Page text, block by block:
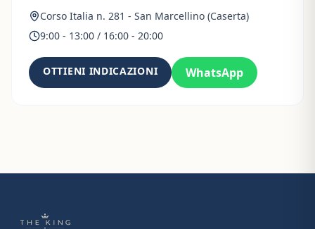
Corso Italia n. 281 - San Marcellino (Caserta)
9:00 - 13:00 / 16:00 - 20:00
OTTIENI INDICAZIONI WhatsApp